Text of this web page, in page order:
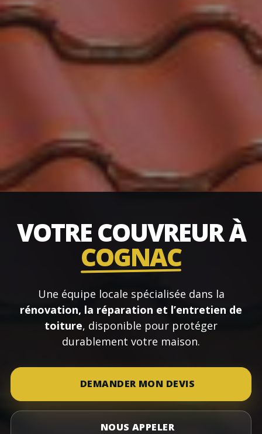
VOTRE COUVREUR À
COGNAC
Une équipe locale spécialisée dans la
rénovation, la réparation et l’entretien de
toiture, disponible pour protéger
durablement votre maison.
DEMANDER MON DEVIS
NOUS APPELER